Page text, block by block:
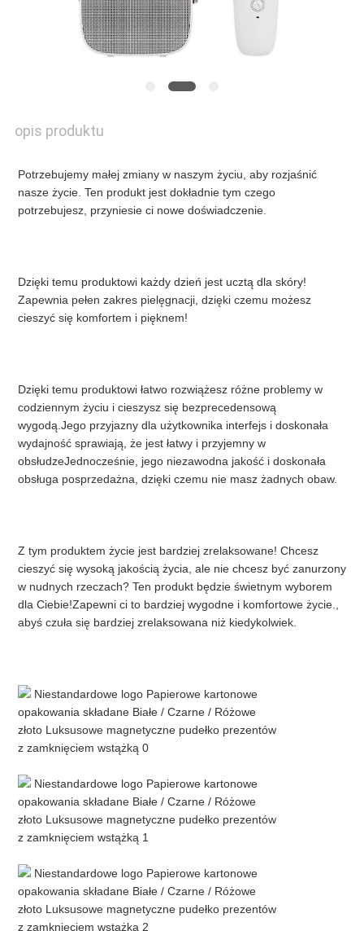
NOWOŚCI
SITEMAP
POLITYKA
PRYWATNOŚCI
opis produktu
Potrzebujemy małej zmiany w naszym życiu, aby rozjaśnić
nasze życie. Ten produkt jest dokładnie tym czego
potrzebujesz, przyniesie ci nowe doświadczenie.
Dzięki temu produktowi każdy dzień jest ucztą dla skóry!
Zapewnia pełen zakres pielęgnacji, dzięki czemu możesz
cieszyć się komfortem i pięknem!
Dzięki temu produktowi łatwo rozwiążesz różne problemy w
codziennym życiu i cieszysz się bezprecedensową
wygodą.Jego przyjazny dla użytkownika interfejs i doskonała
wydajność sprawiają, że jest łatwy i przyjemny w
obsłudzeJednocześnie, jego niezawodna jakość i doskonała
obsługa posprzedażna, dzięki czemu nie masz żadnych obaw.
Z tym produktem życie jest bardziej zrelaksowane! Chcesz
cieszyć się wysoką jakością życia, ale nie chcesz być zanurzony
w nudnych rzeczach? Ten produkt będzie świetnym wyborem
dla Ciebie!Zapewni ci to bardziej wygodne i komfortowe życie.,
abyś czuła się bardziej zrelaksowana niż kiedykolwiek.